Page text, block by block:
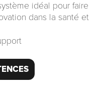
idéal pour faire
dans la santé et